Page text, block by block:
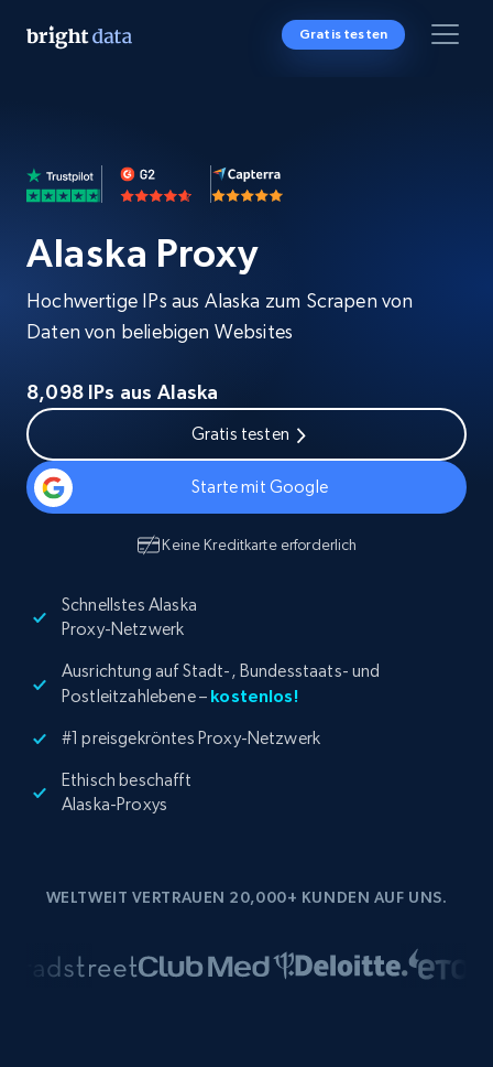
Gratis testen
Alaska Proxy
Hochwertige IPs aus Alaska zum Scrapen von
Daten von beliebigen Websites
8,098 IPs aus Alaska
Gratis testen
Starte mit Google
Keine Kreditkarte erforderlich
Schnellstes Alaska
Proxy-Netzwerk
Ausrichtung auf Stadt-, Bundesstaats- und
Postleitzahlebene – kostenlos!
#1 preisgekröntes Proxy-Netzwerk
Ethisch beschafft
Alaska-Proxys
WELTWEIT VERTRAUEN 20,000+ KUNDEN AUF UNS.